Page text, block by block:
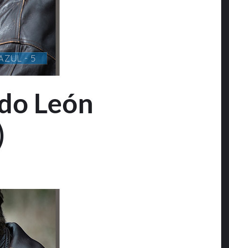
León